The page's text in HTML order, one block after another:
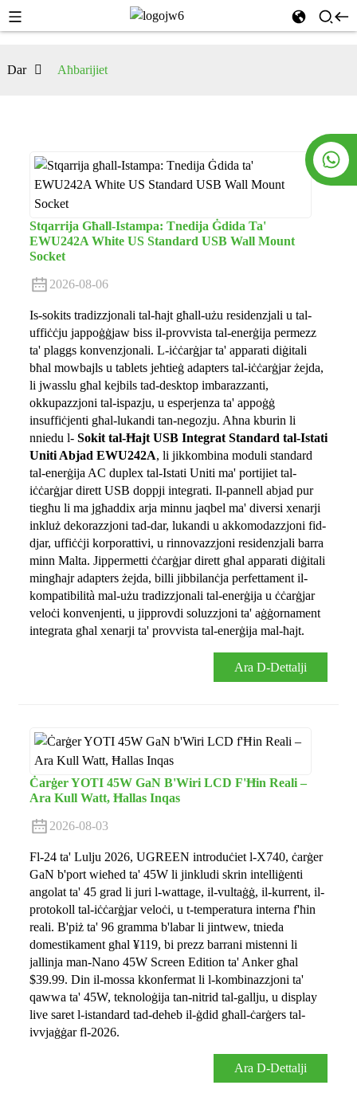
Dar Aħbarijiet
Stqarrija Għall-Istampa: Tnedija Ġdida Ta'
EWU242A White US Standard USB Wall Mount
Socket
2026-08-06
Is-sokits tradizzjonali tal-ħajt għall-użu residenzjali u tal-
uffiċċju jappoġġjaw biss il-provvista tal-enerġija permezz
ta' plaggs konvenzjonali. L-iċċarġjar ta' apparati diġitali
bħal mowbajls u tablets jeħtieġ adapters tal-iċċarġjar żejda,
li jwasslu għal kejbils tad-desktop imbarazzanti,
okkupazzjoni tal-ispazju, u esperjenza ta' appoġġ
insuffiċjenti għal-lukandi tan-negozju. Aħna kburin li
nniedu l- Sokit tal-Ħajt USB Integrat Standard tal-Istati
Uniti Abjad EWU242A, li jikkombina moduli standard
tal-enerġija AC duplex tal-Istati Uniti ma' portijiet tal-
iċċarġjar dirett USB doppji integrati. Il-pannell abjad pur
tiegħu li ma jgħaddix arja minnu jaqbel ma' diversi xenarji
inkluż dekorazzjoni tad-dar, lukandi u akkomodazzjoni fid-
djar, uffiċċji korporattivi, u rinnovazzjoni residenzjali barra
minn Malta. Jippermetti ċċarġjar dirett għal apparati diġitali
mingħajr adapters żejda, billi jibbilanċja perfettament il-
kompatibilità mal-użu tradizzjonali tal-enerġija u ċċarġjar
veloċi konvenjenti, u jipprovdi soluzzjoni ta' aġġornament
integrata għal xenarji ta' provvista tal-enerġija mal-ħajt.
Ara D-Dettalji
Ċarġer YOTI 45W GaN B'Wiri LCD F'Ħin Reali –
Ara Kull Watt, Ħallas Inqas
2026-08-03
Fl-24 ta' Lulju 2026, UGREEN introduċiet l-X740, ċarġer
GaN b'port wieħed ta' 45W li jinkludi skrin intelliġenti
angolat ta' 45 grad li juri l-wattage, il-vultaġġ, il-kurrent, il-
protokoll tal-iċċarġjar veloċi, u t-temperatura interna f'ħin
reali. B'piż ta' 96 gramma b'labar li jintwew, tnieda
domestikament għal ¥119, bi prezz barrani mistenni li
jallinja man-Nano 45W Screen Edition ta' Anker għal
$39.99. Din il-mossa kkonfermat li l-kombinazzjoni ta'
qawwa ta' 45W, teknoloġija tan-nitrid tal-gallju, u display
live saret l-istandard tad-deheb il-ġdid għall-ċarġers tal-
ivvjaġġar fl-2026.
Ara D-Dettalji